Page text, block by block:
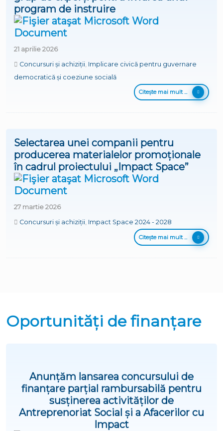
program de instruire
21 aprilie 2026
Concursuri și achiziții Implicare civică pentru guvernare
democratică și coeziune socială
Citește mai mult ...
Selectarea unei companii pentru
producerea materialelor promoționale
în cadrul proiectului „Impact Space”
27 martie 2026
Concursuri și achiziții, Impact Space 2024 - 2028
Citește mai mult ...
Oportunități de finanțare
Anunțăm lansarea concursului de
finanțare parțial rambursabilă pentru
susținerea activităților de
Antreprenoriat Social și a Afacerilor cu
Impact